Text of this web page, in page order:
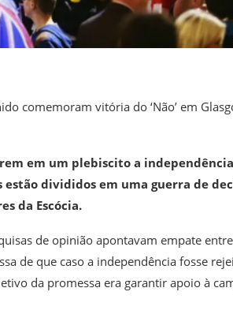
comemoram vitória do ‘Não’ em
em um plebiscito a
divididos em uma guerra de
da Escócia.
de opinião apontavam empate
de que caso a independência fosse
da promessa era garantir apoio à